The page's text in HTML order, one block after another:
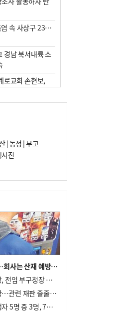
속 사상구 2300
경남 북서내륙 소
로교회 손현보,
ℓ당 1849원…
축구협회 공식 사
어”
회 중 25회는 삼
|동정 |부고
진
노동자 살인 폭염과 사투…회사는 산재 예방·전기료 절감 전력
강서구 기간제노동자 사망, 전임 부구청장 檢 송치
중대재해법 위헌제청 파장…관련 재판 줄줄이 브레이크
한화에어로 폭발사고 희생자 5명 중 3명, 7일 영면